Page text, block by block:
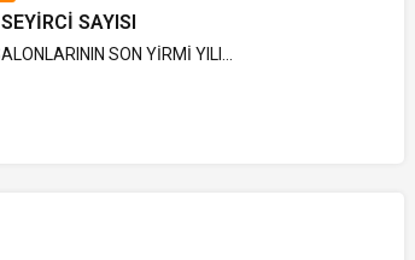
SAYISI
SON YİRMİ YILI...